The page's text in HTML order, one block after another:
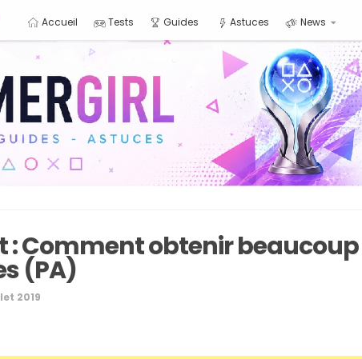
Accueil Tests Guides Astuces News
Comment obtenir
(PA)
2019